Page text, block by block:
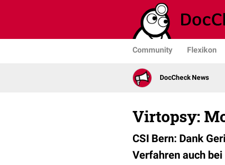
Community Flexikon
DocCheck News
Virtopsy:
CSI Bern: Dank
Verfahren auch